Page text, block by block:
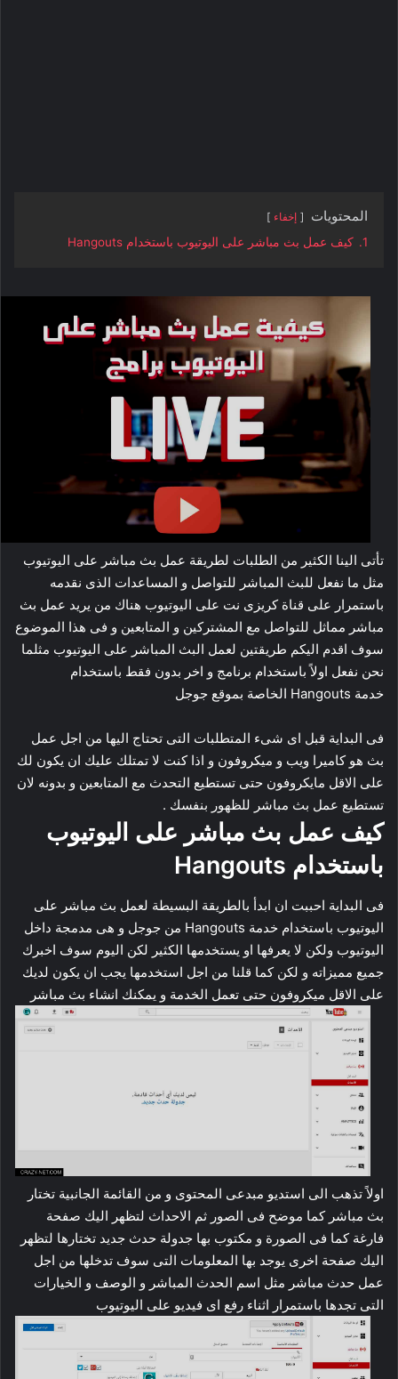
المحتويات إخفاء
1. كيف عمل بث مباشر على اليوتيوب باستخدام Hangouts
تأتى الينا الكثير من الطلبات لطريقة عمل بث مباشر على اليوتيوب
مثل ما نفعل للبث المباشر للتواصل و المساعدات الذى نقدمه
باستمرار على قناة كريزى نت على اليوتيوب هناك من يريد عمل بث
مباشر مماثل للتواصل مع المشتركين و المتابعين و فى هذا الموضوع
سوف اقدم اليكم طريقتين لعمل البث المباشر على اليوتيوب مثلما
نحن نفعل اولاً باستخدام برنامج و اخر بدون فقط باستخدام
خدمة Hangouts الخاصة بموقع جوجل
فى البداية قبل اى شىء المتطلبات التى تحتاج اليها من اجل عمل
بث هو كاميرا ويب و ميكروفون و اذا كنت لا تمتلك عليك ان يكون لك
على الاقل مايكروفون حتى تستطيع التحدث مع المتابعين و بدونه لان
تستطيع عمل بث مباشر للظهور بنفسك .
كيف عمل بث مباشر على اليوتيوب
باستخدام Hangouts
فى البداية احببت ان ابدأ بالطريقة البسيطة لعمل بث مباشر على
اليوتيوب باستخدام خدمة Hangouts من جوجل و هى مدمجة داخل
اليوتيوب ولكن لا يعرفها او يستخدمها الكثير لكن اليوم سوف اخبرك
جميع مميزاته و لكن كما قلنا من اجل استخدمها يجب ان يكون لديك
على الاقل ميكروفون حتى تعمل الخدمة و يمكنك انشاء بث مباشر
اولاً تذهب الى استديو مبدعى المحتوى و من القائمة الجانبية تختار
بث مباشر كما موضح فى الصور ثم الاحداث لتظهر اليك صفحة
فارغة كما فى الصورة و مكتوب بها جدولة حدث جديد تختارها لتظهر
اليك صفحة اخرى يوجد بها المعلومات التى سوف تدخلها من اجل
عمل حدث مباشر مثل اسم الحدث المباشر و الوصف و الخيارات
التى تجدها باستمرار اثناء رفع اى فيديو على اليوتيوب